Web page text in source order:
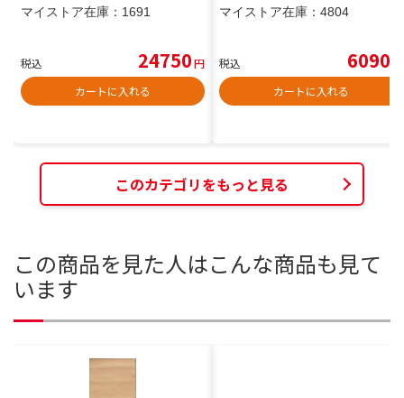
マイストア在庫： 1691
税込 24750円
カートに入れる
マイストア在庫： 4804
税込 6090
カートに入れる
このカテゴリをもっと見る
この商品を見た人はこんな商品も見て
います